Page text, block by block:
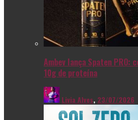
Ambev lança Spaten PRO:
10g de proteína
Livia Alves, 23/07/2026